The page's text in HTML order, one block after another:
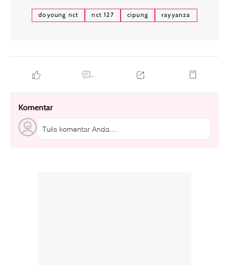
doyoung nct nct 127 cipung rayyanza
...
Komentar
Tulis komentar Anda....